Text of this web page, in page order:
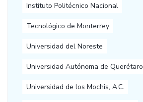
Instituto Politécnico Nacional
Tecnológico de Monterrey
Universidad del Noreste
Universidad Autónoma de Querétaro
Universidad de los Mochis, A.C.